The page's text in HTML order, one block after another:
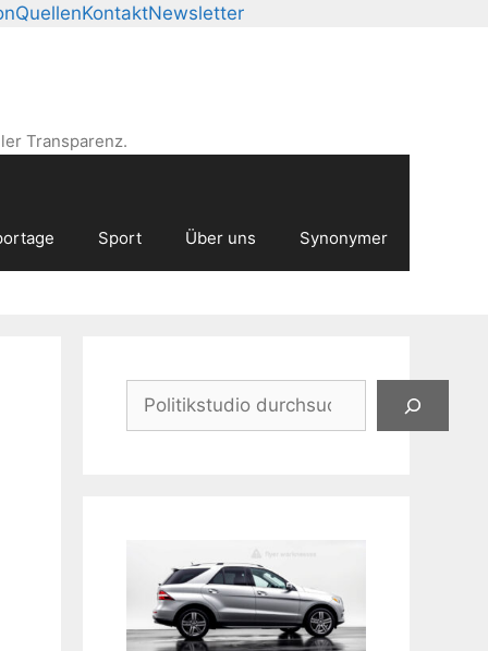
QuellenKontaktNewsletter
Transparenz.
Sport Über uns Synonymer
Suchen